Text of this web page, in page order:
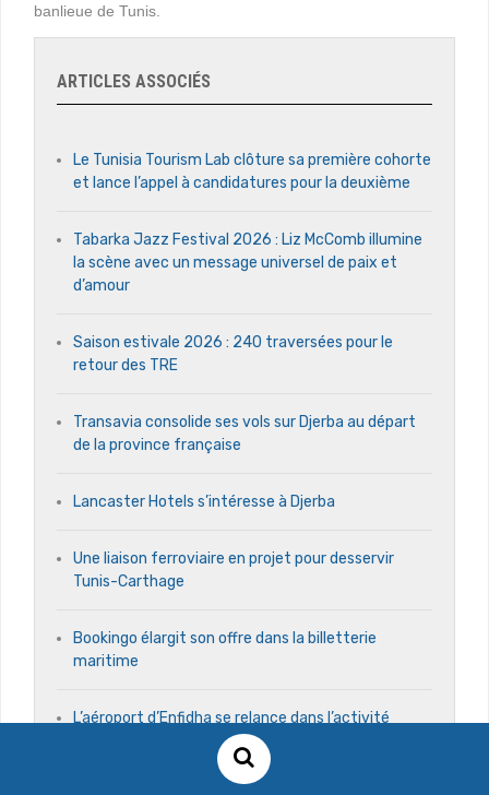
banlieue de Tunis.
ARTICLES ASSOCIÉS
Le Tunisia Tourism Lab clôture sa première cohorte
et lance l’appel à candidatures pour la deuxième
Tabarka Jazz Festival 2026 : Liz McComb illumine
la scène avec un message universel de paix et
d’amour
Saison estivale 2026 : 240 traversées pour le
retour des TRE
Transavia consolide ses vols sur Djerba au départ
de la province française
Lancaster Hotels s’intéresse à Djerba
Une liaison ferroviaire en projet pour desservir
Tunis-Carthage
Bookingo élargit son offre dans la billetterie
maritime
L’aéroport d’Enfidha se relance dans l’activité